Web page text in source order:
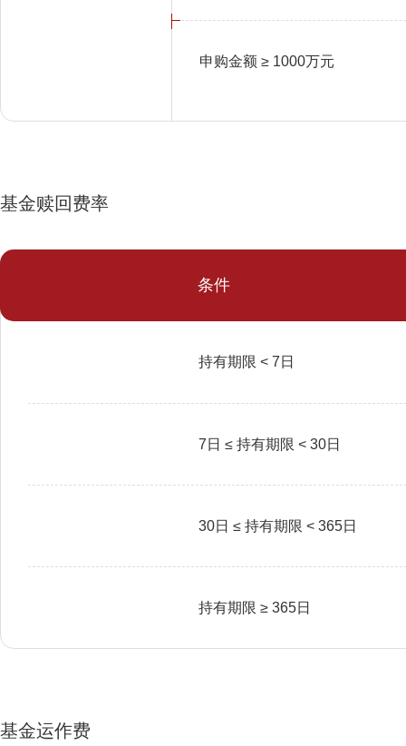
申购金额 ≥ 1000万元
基金赎回费率
条件
持有期限 < 7日
7日 ≤ 持有期限 < 30日
30日 ≤ 持有期限 < 365日
持有期限 ≥ 365日
基金运作费